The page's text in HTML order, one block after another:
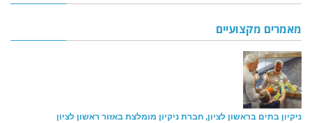
מאמרים מקצועיים
ניקיון בתים בראשון לציון, חברת ניקיון מומלצת באזור ראשון לציון